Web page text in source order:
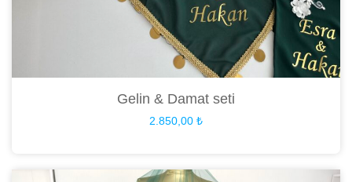
Gelin & Damat seti
2.850,00 ₺